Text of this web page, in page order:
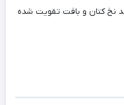
نخ کتان و بافت تقویت شده